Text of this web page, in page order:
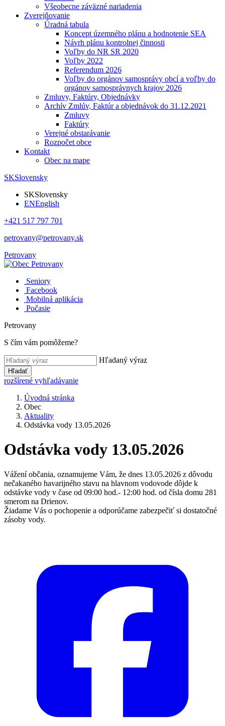
Všeobecne záväzné nariadenia
Zverejňovanie
Úradná tabula
Koncept územného plánu a hodnotenie SEA
Návrh plánu kontrolnej činnosti
Voľby do NR SR 2020
Voľby 2022
Referendum 2026
Voľby do orgánov samosprávy obcí a voľby do
orgánov samosprávnych krajov 2026
Zmluvy, Faktúry, Objednávky
Archív Zmlúv, Faktúr a objednávok do 31.12.2021
Zmluvy
Faktúry
Verejné obstarávanie
Rozpočet obce
Kontakt
Obec na mape
SKSlovensky
SKSlovensky
ENEnglish
+421 517 797 701
petrovany@petrovany.sk
Petrovany
Seniory
Facebook
Mobilná aplikácia
Počasie
Petrovany
S čím vám pomôžeme?
Hľadaný výraz
Hľadať
rozšírené vyhľadávanie
Úvodná stránka
Obec
Aktuality
Odstávka vody 13.05.2026
Odstávka vody 13.05.2026
Vážení občania, oznamujeme Vám, že dnes 13.05.2026 z dôvodu
nečakaného havarijného stavu na hlavnom vodovode dôjde k
odstávke vody v čase od 09:00 hod.- 12:00 hod. od čísla domu 281
smerom na Drienov.
Žiadame Vás o pochopenie a odporúčame zabezpečiť si dostatočné
zásoby vody.